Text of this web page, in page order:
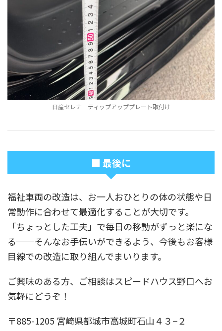
日産セレナ ティップアッププレート取付け
■ 最後に
福祉車両の改造は、お一人おひとりの体の状態や日
常動作に合わせて最適化することが大切です。
「ちょっとした工夫」で毎日の移動がずっと楽にな
る──そんなお手伝いができるよう、今後もお客様
目線での改造に取り組んでまいります。
ご興味のある方、ご相談はスピードハウス野口へお
気軽にどうぞ！
〒885-1205 宮崎県都城市高城町石山４３−２